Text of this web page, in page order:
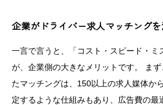
企業がドライバー求人マッチング
一言で言うと、「コスト・スピード・ミ
が、企業側の大きなメリットです。 ま
たマッチングは、150以上の求人媒体か
定するような仕組みもあり、広告費の最